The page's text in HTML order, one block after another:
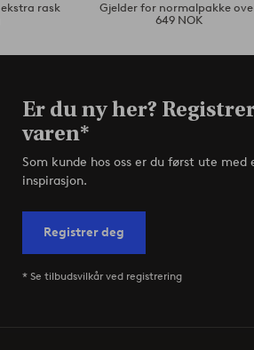
rask
Gjelder for normalpakke
649 NOK
Er du ny her?
varen*
Som kunde hos oss er du først ute
inspirasjon.
Registrer deg
* Se tilbudsvilkår ved registrering